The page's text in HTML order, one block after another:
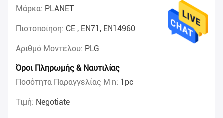
Μάρκα: PLANET
Πιστοποίηση: CE , EN71, EN14960
Αριθμό Μοντέλου: PLG
Όροι Πληρωμής & Ναυτιλίας
Ποσότητα Παραγγελίας Min: 1pc
Τιμή: Negotiate